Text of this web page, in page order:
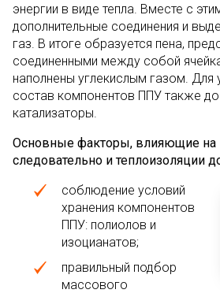
энергии в виде тепла. Вместе с
дополнительные соединения и
газ. В итоге образуется пена,
соединенными между собой
наполнены углекислым газом. Для
состав компонентов ППУ также
катализаторы.
Основные факторы, влияющие на
следовательно и теплоизоляции
соблюдение условий
хранения компонентов
ППУ: полиолов и
изоцианатов;
правильный подбор
массового